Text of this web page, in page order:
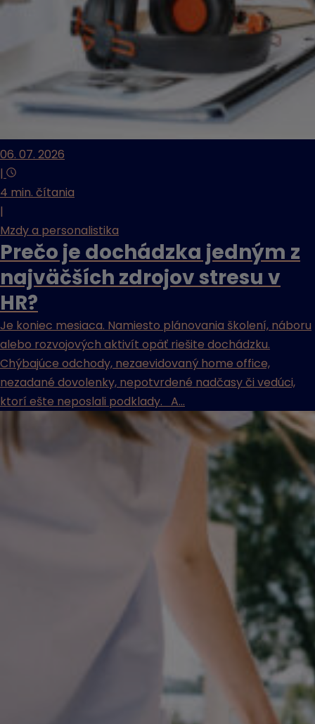
06. 07. 2026
|
4 min. čítania
|
Mzdy a personalistika
Prečo je dochádzka jedným z
najväčších zdrojov stresu v
HR?
Je koniec mesiaca. Namiesto plánovania školení, náboru
alebo rozvojových aktivít opäť riešite dochádzku.
Chýbajúce odchody, nezaevidovaný home office,
nezadané dovolenky, nepotvrdené nadčasy či vedúci,
ktorí ešte neposlali podklady. A...